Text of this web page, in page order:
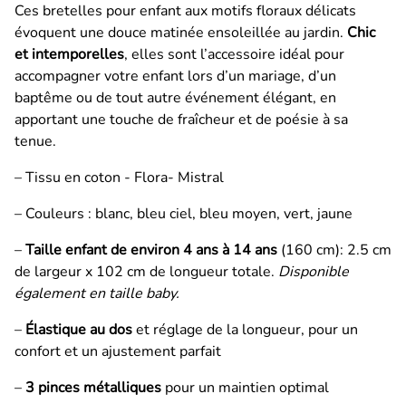
Ces bretelles pour enfant aux motifs floraux délicats
évoquent une douce matinée ensoleillée au jardin. Chic
et intemporelles, elles sont l’accessoire idéal pour
accompagner votre enfant lors d’un mariage, d’un
baptême ou de tout autre événement élégant, en
apportant une touche de fraîcheur et de poésie à sa
tenue.
– Tissu en coton - Flora- Mistral
– Couleurs : blanc, bleu ciel, bleu moyen, vert, jaune
–Taille enfant de environ 4 ans à 14 ans (160 cm): 2.5 cm
de largeur x 102 cm de longueur totale. Disponible
également en taille baby.
– Élastique au doset réglage de la longueur, pour un
confort et un ajustement parfait
– 3 pinces métalliques pour un maintien optimal